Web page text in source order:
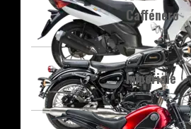
Caffénero
Imperiale